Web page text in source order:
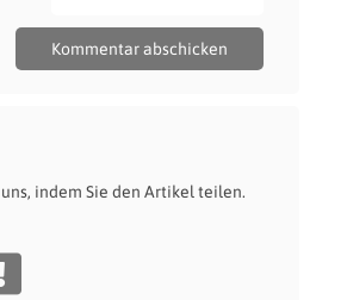
indem Sie den Artikel teilen.